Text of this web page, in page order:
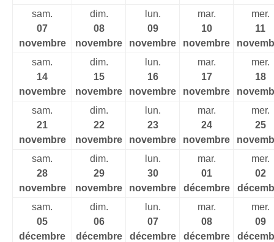
sam.
07
novembre
dim.
08
novembre
lun.
09
novembre
mar.
10
novembre
mer.
11
sam.
14
novembre
dim.
15
novembre
lun.
16
novembre
mar.
17
novembre
mer.
18
sam.
21
novembre
dim.
22
novembre
lun.
23
novembre
mar.
24
novembre
mer.
25
sam.
28
novembre
dim.
29
novembre
lun.
30
novembre
mar.
01
décembre
mer.
02
sam.
05
décembre
dim.
06
décembre
lun.
07
décembre
mar.
08
décembre
mer.
09